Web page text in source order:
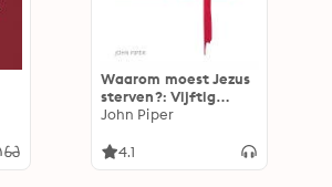
Waarom moest Jezus
sterven?: Vijftig
antwoorden op een
John Piper
4.1